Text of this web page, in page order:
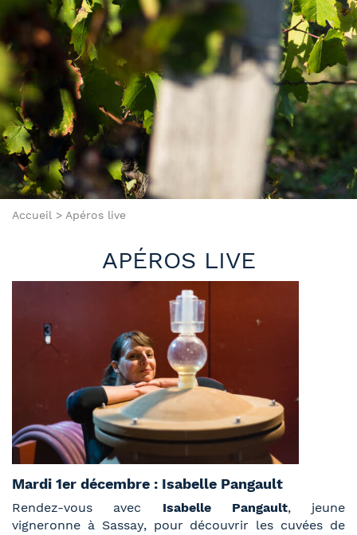
Accueil > Apéros live
APÉROS LIVE
Mardi 1er décembre : Isabelle Pangault
Rendez-vous avec Isabelle Pangault, jeune
vigneronne à Sassay, pour découvrir les cuvées de